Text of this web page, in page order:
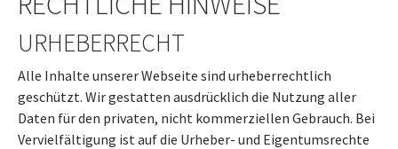
URHEBERRECHT
Alle Inhalte unserer Webseite sind urheberrechtlich
geschützt. Wir gestatten ausdrücklich die Nutzung aller
Daten für den privaten, nicht kommerziellen Gebrauch. Bei
Vervielfältigung ist auf die Urheber- und Eigentumsrechte